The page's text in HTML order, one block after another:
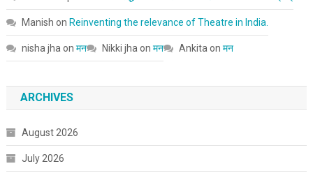
Manish on Reinventing the relevance of Theatre in India.
nisha jha on मन Nikki jha on मन Ankita on मन
ARCHIVES
August 2026
July 2026